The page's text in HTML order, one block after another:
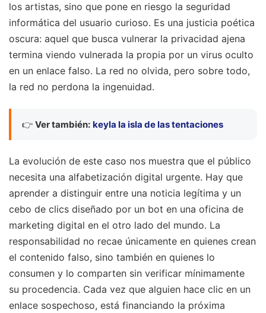
los artistas, sino que pone en riesgo la seguridad
informática del usuario curioso. Es una justicia poética
oscura: aquel que busca vulnerar la privacidad ajena
termina viendo vulnerada la propia por un virus oculto
en un enlace falso. La red no olvida, pero sobre todo,
la red no perdona la ingenuidad.
👉 Ver también: keyla la isla de las tentaciones
La evolución de este caso nos muestra que el público
necesita una alfabetización digital urgente. Hay que
aprender a distinguir entre una noticia legítima y un
cebo de clics diseñado por un bot en una oficina de
marketing digital en el otro lado del mundo. La
responsabilidad no recae únicamente en quienes crean
el contenido falso, sino también en quienes lo
consumen y lo comparten sin verificar mínimamente
su procedencia. Cada vez que alguien hace clic en un
enlace sospechoso, está financiando la próxima